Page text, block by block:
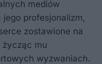
mediów
profesjonalizm,
zostawione na
życząc mu
wyzwaniach.